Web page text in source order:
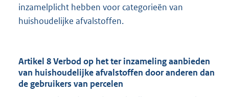
inzamelplicht hebben voor categorieën van
huishoudelijke afvalstoffen.
Artikel 8 Verbod op het ter inzameling aanbieden
van huishoudelijke afvalstoffen door anderen dan
de gebruikers van percelen